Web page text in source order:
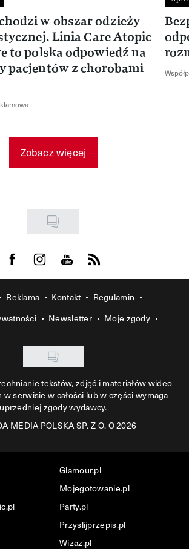
w obszar odzieży
Linia Care Atopic
to polska odpowiedź na
pacjentów z chorobami
Zobacz więcej
Visit us on Facebook
Visit us on Instagram
Visit us on Youtube
Visit us on Rss
Reklama Kontakt
Regulamin
Newsletter Moje zgody
tekstów, zdjęć i materiałów wideo
serwisie w całości lub w części wymaga
uprzedniej zgody wydawcy.
MEDIA POLSKA SP. Z O. O 2026
Glamour.pl
Mojegotowanie.pl
Party.pl
Przyslijprzepis.pl
Wizaz.pl